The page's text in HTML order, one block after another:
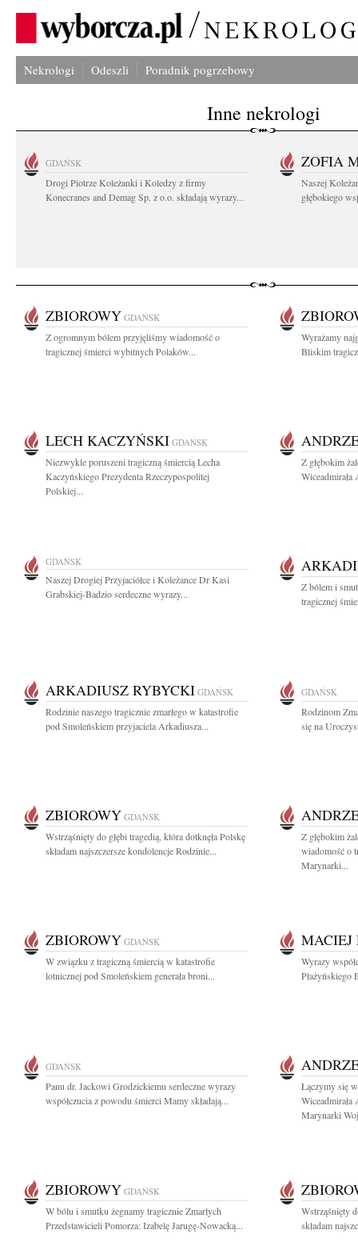
Nekrologi Odeszli Poradnik pogrzebowy
Inne nekrologi
GDAŃSK
Drogi Piotrze Koleżanki i Koledzy z firmy
Konecranes and Demag Sp. z o.o. składają wyrazy...
ZOFIA
Naszej
głębokiego
ZBIOROWY GDAŃSK
Z ogromnym bólem przyjęliśmy wiadomość o
tragicznej śmierci wybitnych Polaków...
Wyrażamy
Bliskim
LECH KACZYŃSKI GDAŃSK
Niezwykle poruszeni tragiczną śmiercią Lecha
Kaczyńskiego Prezydenta Rzeczypospolitej
Polskiej...
Z głębokim
GDAŃSK
Naszej Drogiej Przyjaciółce i Koleżance Dr Kasi
Grabskiej-Badzio serdeczne wyrazy...
Z bólem i
tragicznej
ARKADIUSZ RYBYCKI GDAŃSK
Rodzinie naszego tragicznie zmarłego w katastrofie
pod Smoleńskiem przyjaciela Arkadiusza...
GDAŃSK
Rodzinom
się na
ZBIOROWY GDAŃSK
Wstrząśnięty do głębi tragedią, która dotknęła Polskę
składam najszczersze kondolencje Rodzinie...
Z głębokim
wiadomość o
Marynarki...
ZBIOROWY GDAŃSK
W związku z tragiczną śmiercią w katastrofie
lotnicznej pod Smoleńskiem generała broni...
Wyrazy
Płażyńskiego
GDAŃSK
Panu dr. Jackowi Grodzickiemu serdeczne wyrazy
współczucia z powodu śmierci Mamy składają...
Łączymy się
Marynarki
ZBIOROWY GDAŃSK
W bólu i smutku żegnamy tragicznie Zmarłych
Przedstawicieli Pomorza: Izabelę Jarugę-Nowacką...
Wstrząśnięty
składam